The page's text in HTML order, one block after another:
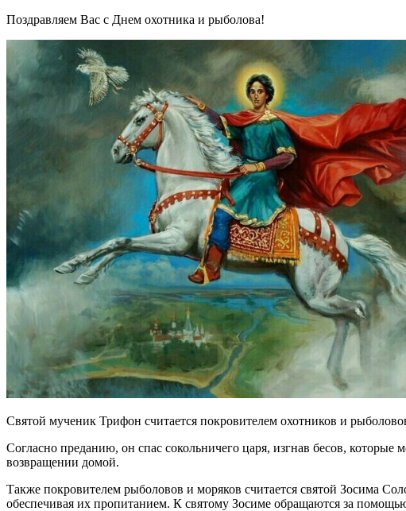
Поздравляем Вас с Днем охотника и рыболова!
Святой мученик Трифон считается покровителем охотников и
Согласно преданию, он спас сокольничего царя, изгнав бесов,
возвращении домой.
Также покровителем рыболовов и моряков считается святой Зосима
обеспечивая их пропитанием. К святому Зосиме обращаются за